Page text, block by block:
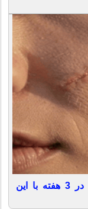
کاهش چشمگیر جای زخم و بخیه فقط در 3 هفته با این